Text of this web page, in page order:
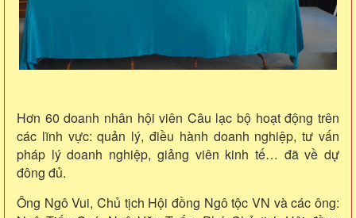
Hơn 60 doanh nhân hội viên Câu lạc bộ hoạt động trên
các lĩnh vực: quản lý, điều hành doanh nghiệp, tư vấn
pháp lý doanh nghiệp, giảng viên kinh tế… đã về dự
đông đủ.
Ông Ngô Vui, Chủ tịch Hội đồng Ngô tộc VN và các ông: